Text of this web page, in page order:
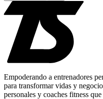
Empoderando a entrenadores
para transformar vidas y
personales y coaches fitness